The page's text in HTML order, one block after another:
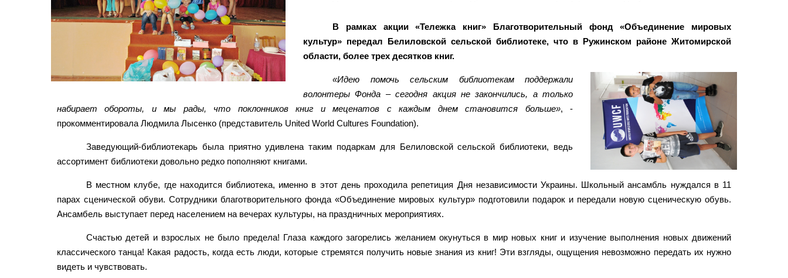
В рамках акции «Тележка книг» Благотворительный фонд «Объединение мировых
культур» передал Белиловской сельской библиотеке, что в Ружинском районе Житомирской
области, более трех десятков книг.
«Идею помочь сельским библиотекам поддержали
волонтеры Фонда – сегодня акция не закончились, а только
набирает обороты, и мы рады, что поклонников книг и меценатов с каждым днем становится больше», -
прокомментировала Людмила Лысенко (представитель United World Cultures Foundation).
Заведующий-библиотекарь была приятно удивлена таким подаркам для Белиловской сельской библиотеки, ведь
ассортимент библиотеки довольно редко пополняют книгами.
В местном клубе, где находится библиотека, именно в этот день проходила репетиция Дня независимости Украины. Школьный ансамбль нуждался в 11
парах сценической обуви. Сотрудники благотворительного фонда «Объединение мировых культур» подготовили подарок и передали новую сценическую обувь.
Ансамбель выступает перед населением на вечерах культуры, на праздничных мероприятиях.
Счастью детей и взрослых не было предела! Глаза каждого загорелись желанием окунуться в мир новых книг и изучение выполнения новых движений
классического танца! Какая радость, когда есть люди, которые стремятся получить новые знания из книг! Эти взгляды, ощущения невозможно передать их нужно
видеть и чувствовать.